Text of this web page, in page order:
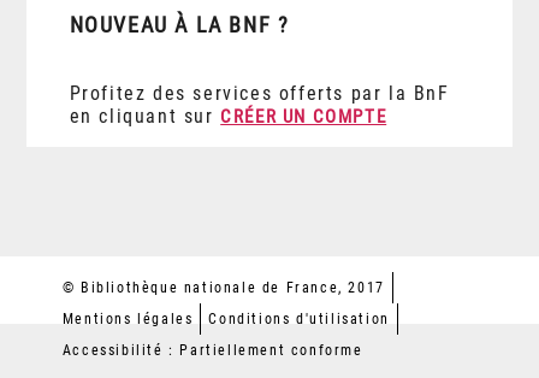
NOUVEAU À LA BNF ?
Profitez des services offerts par la BnF
en cliquant sur CRÉER UN COMPTE
© Bibliothèque nationale de France, 2017
Mentions légales
Conditions d'utilisation
Accessibilité : Partiellement conforme